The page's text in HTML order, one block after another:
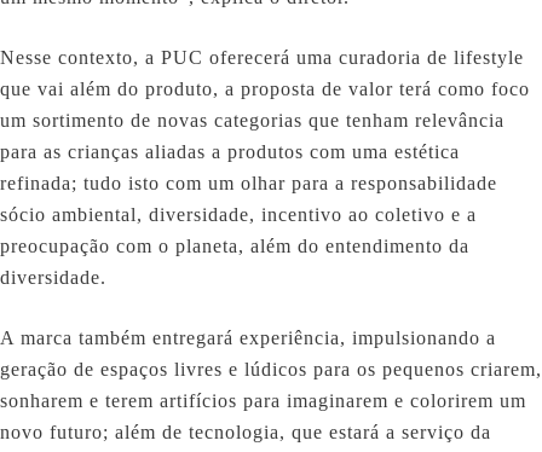
Nesse contexto, a PUC oferecerá uma curadoria de lifestyle
que vai além do produto, a proposta de valor terá como foco
um sortimento de novas categorias que tenham relevância
para as crianças aliadas a produtos com uma estética
refinada; tudo isto com um olhar para a responsabilidade
sócio ambiental, diversidade, incentivo ao coletivo e a
preocupação com o planeta, além do entendimento da
diversidade.
A marca também entregará experiência, impulsionando a
geração de espaços livres e lúdicos para os pequenos criarem,
sonharem e terem artifícios para imaginarem e colorirem um
novo futuro; além de tecnologia, que estará a serviço da